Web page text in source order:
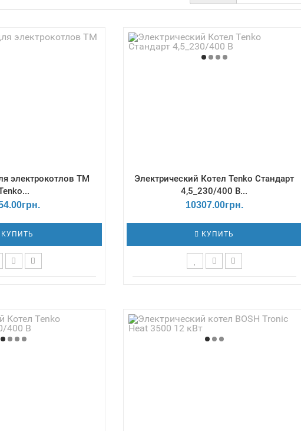
электрокотлов ТМ
КУПИТЬ
ГГц - 2,4-2,5 /
- 2 года
Электрический Котел Tenko Cтандарт
4,5_230/400 В...
10307.00грн.
КУПИТЬ
Емкость теплообменника, дм3 - 1,8 /
Количество ступеней мощности - 3